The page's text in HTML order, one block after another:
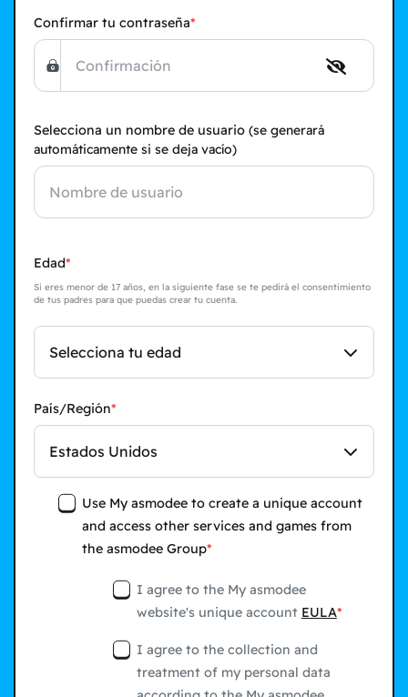
Confirmar tu contraseña
Selecciona un nombre de usuario (se generará
automáticamente si se deja vacío)
Edad
Si eres menor de 17 años, en la siguiente fase se te pedirá el consentimiento
de tus padres para que puedas crear tu cuenta.
Selecciona tu edad
País/Región
Estados Unidos
Use My asmodee to create a unique account
and access other services and games from
the asmodee Group
I agree to the My asmodee
website's unique account EULA
I agree to the collection and
treatment of my personal data